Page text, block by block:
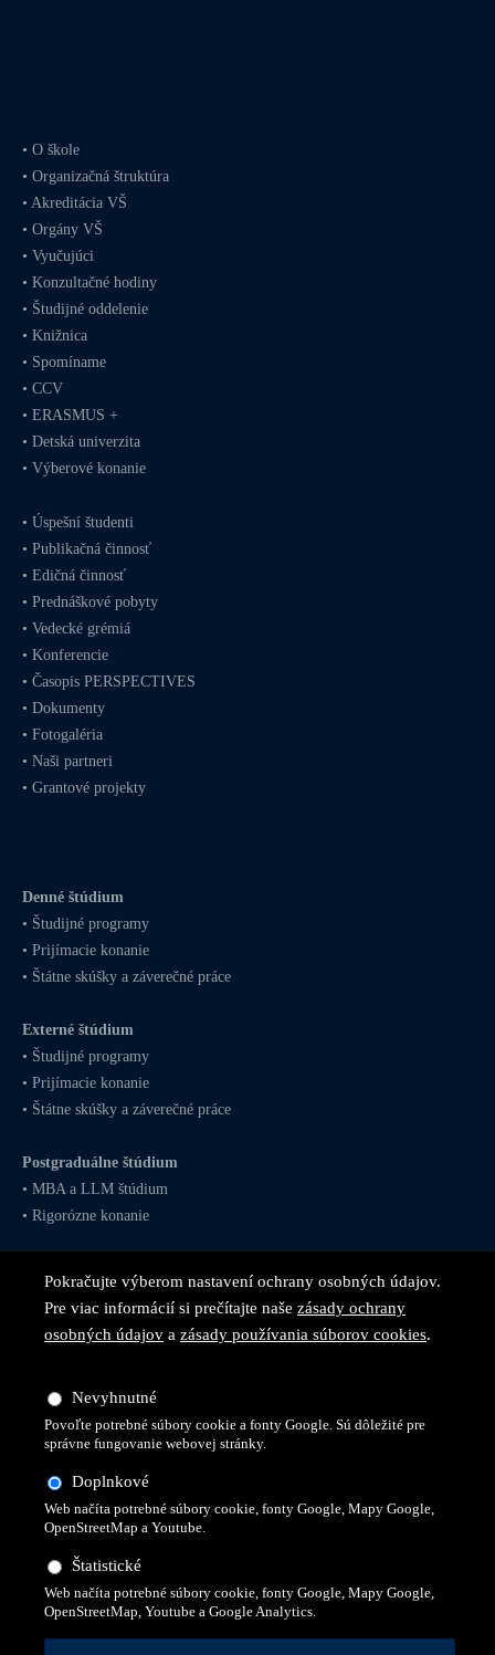
•O škole
•Organizačná štruktúra
•Akreditácia VŠ
•Orgány VŠ
• Vyučujúci
• Konzultačné hodiny
• Študijné oddelenie
• Knižnica
• Spomíname
•CCV
•ERASMUS +
•Detská univerzita
•Výberové konanie
•Úspešní študenti
•Publikačná činnosť
•Edičná činnosť
•Prednáškové pobyty
•Vedecké grémiá
•Konferencie
• Časopis PERSPECTIVES
•Dokumenty
•Fotogaléria
•Naši partneri
•Grantové projekty
Denné štúdium
• Študijné programy
•Prijímacie konanie
• Štátne skúšky a záverečné práce
Externé štúdium
• Študijné programy
•Prijímacie konanie
• Štátne skúšky a záverečné práce
Postgraduálne štúdium
•MBAaLLM štúdium
•Rigorózne konanie
Sledujte nás nasociálnych
© 2026 Všetky práva vyhradené pre Vysokú školu technickú a
Pokračujte výberom nastavení ochrany osobných údajov.
Pre viac informácií si prečítajte našezásady ochrany
osobných údajov azásady používania súborov cookies.
Nevyhnutné
Povoľte potrebné súbory cookie a fonty Google. Sú dôležité pre
správne fungovanie webovej stránky.
Doplnkové
Web načíta potrebné súbory cookie, fonty Google, Mapy Google,
OpenStreetMap a Youtube.
Štatistické
Web načíta potrebné súbory cookie, fonty Google, Mapy Google,
OpenStreetMap, Youtube a Google Analytics.